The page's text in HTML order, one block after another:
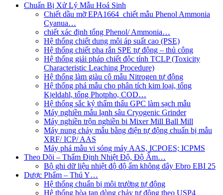
Chuẩn Bị Xử Lý Mẫu Hoá Sinh
Chiết dầu mỡ EPA1664_chiết mẫu Phenol Ammonia
Cyanua…
chiết xác định tổng Phenol/ Ammonia…
Hệ thống chiết dung môi áp suất cao (PSE)
Hệ thống chiết pha rắn SPE tự động – thủ công
Hệ thống giải pháp chiết độc tính TCLP (Toxicity
Characteristic Leaching Procedure)
Hệ thống làm giàu cô mẫu Nitrogen tự động
Hệ thống phá mẫu cho phân tích kim loại, tổng
Kjeldahl, tổng Photpho, COD…
Hệ thống sắc ký thẩm thấu GPC làm sạch mẫu
Máy nghiền mẫu lạnh sâu Cryogenic Grinder
Máy nghiền trộn nghiền bi Mixer Mill Ball Mill
Máy nung chảy mẫu bằng điện tự động chuẩn bị mẫu
XRF/ ICP/ AAS
Máy phá mẫu vi sóng máy AAS, ICPOES; ICPMS
Theo Dõi – Thẩm Định Nhiệt Độ, Độ Ẩm…
Bộ ghi dữ liệu nhiệt độ độ ẩm không dây Ebro EBI 25
Dược Phẩm – Thú Y…
Hệ thống chuẩn bị môi trường tự động
Hệ thống hòa tan dòng chảy tự động theo USP4